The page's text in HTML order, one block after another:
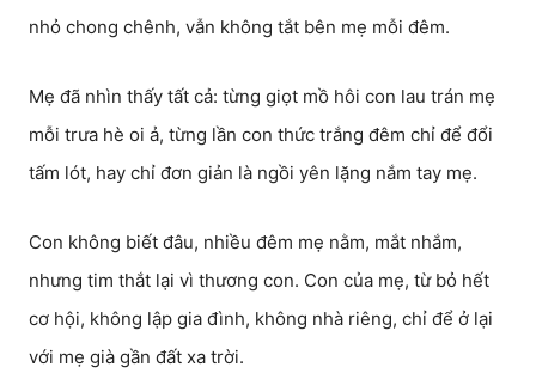
nhỏ chong chênh, vẫn không tắt bên mẹ mỗi đêm.
Mẹ đã nhìn thấy tất cả: từng giọt mồ hôi con lau trán mẹ
mỗi trưa hè oi ả, từng lần con thức trắng đêm chỉ để đổi
tấm lót, hay chỉ đơn giản là ngồi yên lặng nắm tay mẹ.
Con không biết đâu, nhiều đêm mẹ nằm, mắt nhắm,
nhưng tim thắt lại vì thương con. Con của mẹ, từ bỏ hết
cơ hội, không lập gia đình, không nhà riêng, chỉ để ở lại
với mẹ già gần đất xa trời.